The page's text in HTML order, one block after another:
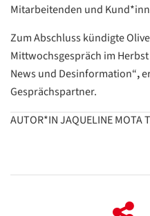
Mitarbeitenden und
Zum Abschluss kündigte
Mittwochsgespräch im
News und Desinformation“,
Gesprächspartner.
AUTOR*IN JAQUELINE MOTA